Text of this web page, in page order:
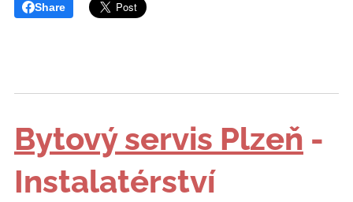
Share
Bytový servis Plzeň -
Instalatérství